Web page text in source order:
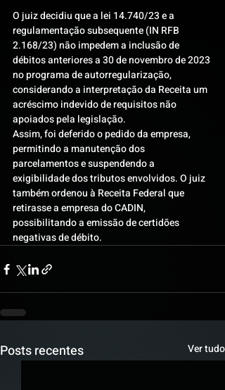
O juiz decidiu que a lei 14.740/23 e a
regulamentação subsequente (IN RFB
2.168/23) não impedem a inclusão de
débitos anteriores a 30 de novembro de 2023
no programa de autorregularização,
considerando a interpretação da Receita um
acréscimo indevido de requisitos não
apoiados pela legislação.
Assim, foi deferido o pedido da empresa,
permitindo a manutenção dos
parcelamentos e suspendendo a
exigibilidade dos tributos envolvidos. O juiz
também ordenou à Receita Federal que
retirasse a empresa do CADIN,
possibilitando a emissão de certidões
negativas de débito.
Posts recentes Ver tudo